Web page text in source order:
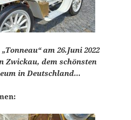
am 26.Juni 2022
Zwickau, dem schönsten
in Deutschland…